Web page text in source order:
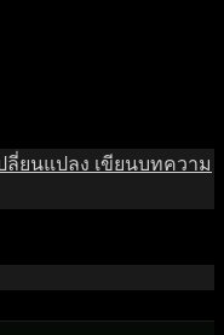
ลี่ยนแปลง เขียนบทความ